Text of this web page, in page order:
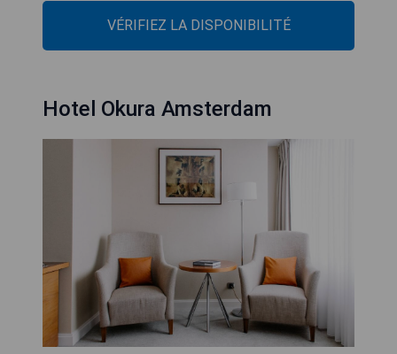
VÉRIFIEZ LA DISPONIBILITÉ
Hotel Okura Amsterdam